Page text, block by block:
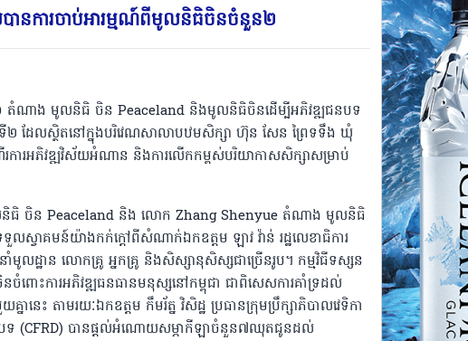
នការចាប់អារម្មណ៍ពីមូលនិធិចិនចំនួន២
តំណាង មូលនិធិ ចិន Peaceland និងមូលនិធិចិនដេីម្បីអភិវឌ្ឍជនបទ
២ ដែលស្ថិតនៅក្នុងបរិវេណសាលាបឋមសិក្សា ហ៊ុន សែន ព្រៃទទឹង ឃុំ
ការអភិវឌ្ឍវិស័យអំណាន និងការលើកកម្ពស់បរិយាកាសសិក្សាសម្រាប់
ធិ ចិន Peaceland និង លោក Zhang Shenyue តំណាង មូលនិធិ
ស្វាគមន៍យ៉ាងកក់ក្តៅពីសំណាក់ឯកឧត្តម ឡាវ វ៉ាន់ រដ្ឋលេខាធិការ
មូលដ្ឋាន លោកគ្រូ អ្នកគ្រូ និងសិស្សានុសិស្សជាច្រើនរូប។ កម្មវិធីទស្សន
ចំពោះការអភិវឌ្ឍធនធានមនុស្សនៅកម្ពុជា ជាពិសេសការគាំទ្រដល់
ះ តាមរយៈឯកឧត្តម​ កឹមរ័ត្ន​ វិសិដ្ឋ​ ប្រធានក្រុមប្រឹក្សាភិបាលវេទិកា
បទ​ (CFRD) បានផ្តល់អំណោយសម្ភាកីឡាចំនួន៧ឈុតជូនដល់